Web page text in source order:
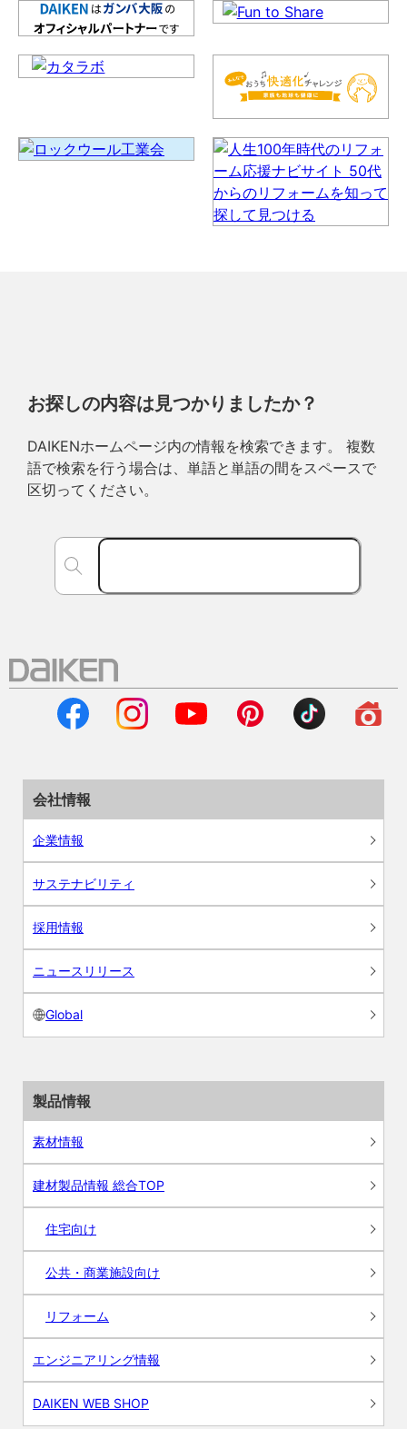
お探しの内容は見つかりましたか？
DAIKENホームページ内の情報を検索できます。 複数
語で検索を行う場合は、単語と単語の間をスペースで
区切ってください。
会社情報
企業情報
サステナビリティ
採用情報
ニュースリリース
Global
製品情報
素材情報
建材製品情報 総合TOP
住宅向け
公共・商業施設向け
リフォーム
エンジニアリング情報
DAIKEN WEB SHOP